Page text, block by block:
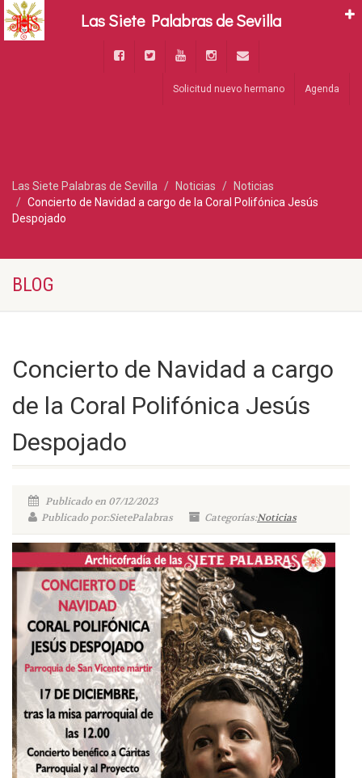
Solicitud nuevo hermano Agenda
Las Siete Palabras de Sevilla Noticias
Noticias
Concierto de Navidad a cargo de la Coral Polifónica Jesús
Despojado
BLOG
Concierto de Navidad a cargo
de la Coral Polifónica Jesús
Despojado
Publicado en 07/12/2023
Publicado por:SietePalabras
Categorías:Noticias
Las Siete Palabras de Sevilla